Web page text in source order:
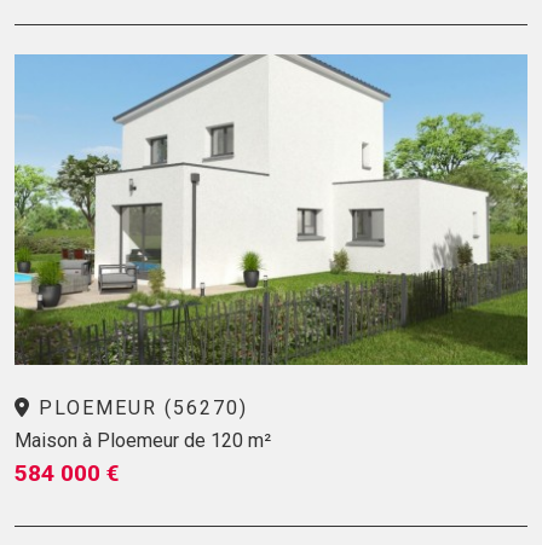
PLOEMEUR (56270)
Maison à Ploemeur de 120 m²
584 000 €